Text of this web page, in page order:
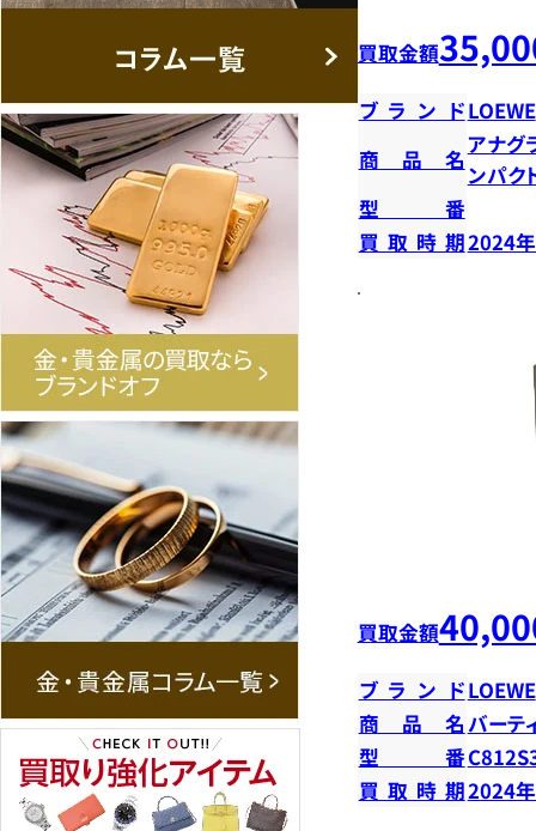
買取金額
ブランドLOEWE
商品名
アナグ
ンパク
型番
買取時期2024
買取金額
ブランドLOEWE
商品名 バーテ
型番
買取時期2024